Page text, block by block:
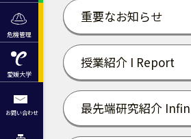
危機管理
愛媛大学
お問い合わせ
重要なお知らせ
授業紹介 I Report
最先端研究紹介